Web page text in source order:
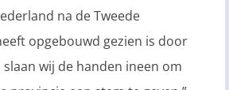
na de Tweede
opgebouwd gezien is door
slaan wij de handen ineen om